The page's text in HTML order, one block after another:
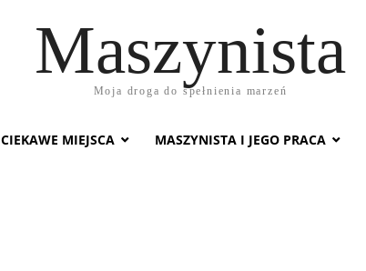
Maszynista
Moja droga do spełnienia marzeń
CIEKAWE MIEJSCA MASZYNISTA I JEGO PRACA